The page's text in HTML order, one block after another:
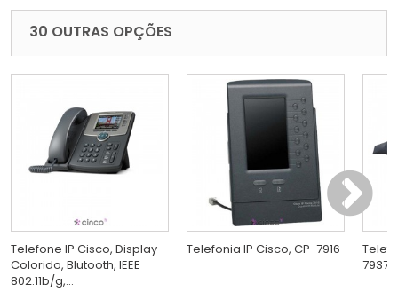
30 OUTRAS OPÇÕES
Telefone IP Cisco, Display
Colorido, Blutooth, IEEE
802.11b/g,...
Telefonia IP Cisco, CP-7916
7937G